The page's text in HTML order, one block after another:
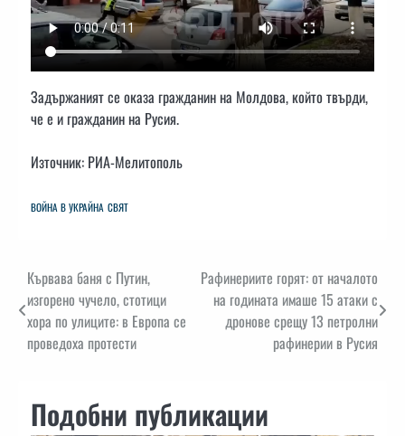
Задържаният се оказа гражданин на Молдова, който твърди,
че е и гражданин на Русия.
Източник: РИА-Мелитополь
ВОЙНА В УКРАЙНА СВЯТ
Навигация
Кървава баня с Путин,
изгорено чучело, стотици
хора по улиците: в Европа се
проведоха протести
Рафинериите горят: от началото
на годината имаше 15 атаки с
дронове срещу 13 петролни
рафинерии в Русия
Подобни публикации